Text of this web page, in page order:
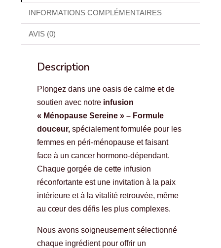
INFORMATIONS COMPLÉMENTAIRES
AVIS (0)
Description
Plongez dans une oasis de calme et de
soutien avec notre infusion
« Ménopause Sereine » – Formule
douceur,spécialement formulée pour les
femmes en péri-ménopause et faisant
face à un cancer hormono-dépendant.
Chaque gorgée de cette infusion
réconfortante est une invitation à la paix
intérieure et à la vitalité retrouvée, même
au cœur des défis les plus complexes.
Nous avons soigneusement sélectionné
chaque ingrédient pour offrir un